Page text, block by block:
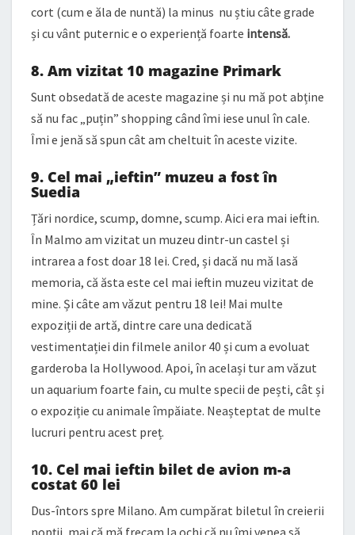
cort (cum e ăla de nuntă) la minus nu știu câte grade
și cu vânt puternic e o experiență foarte intensă.
8. Am vizitat 10 magazine Primark
Sunt obsedată de aceste magazine și nu mă pot abține
să nu fac „puțin” shopping când îmi iese unul în cale.
Îmi e jenă să spun cât am cheltuit în aceste vizite.
9. Cel mai „ieftin” muzeu a fost în
Suedia
Țări nordice, scump, domne, scump. Aici era mai ieftin.
În Malmo am vizitat un muzeu dintr-un castel și
intrarea a fost doar 18 lei. Cred, și dacă nu mă lasă
memoria, că ăsta este cel mai ieftin muzeu vizitat de
mine. Și câte am văzut pentru 18 lei! Mai multe
expoziții de artă, dintre care una dedicată
vestimentației din filmele anilor 40 și cum a evoluat
garderoba la Hollywood. Apoi, în același tur am văzut
un aquarium foarte fain, cu multe specii de pești, cât și
o expoziție cu animale împăiate. Neașteptat de multe
lucruri pentru acest preț.
10. Cel mai ieftin bilet de avion m-a
costat 60 lei
Dus-întors spre Milano. Am cumpărat biletul în creierii